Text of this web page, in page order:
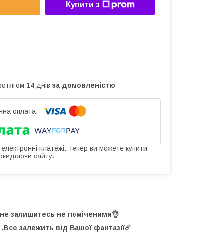
Купити з
14 днів за домовленістю
електронні платежі. Тепер ви можете купити
сайту.
залишитесь не поміченими👌
залежить від Вашої фантазії☄️